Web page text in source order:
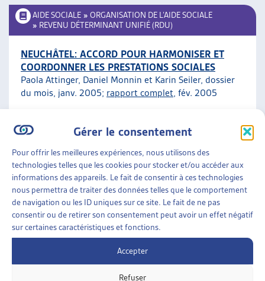
Gérer le consentement
Pour offrir les meilleures expériences, nous utilisons des
technologies telles que les cookies pour stocker et/ou accéder aux
informations des appareils. Le fait de consentir à ces technologies
nous permettra de traiter des données telles que le comportement
de navigation ou les ID uniques sur ce site. Le fait de ne pas
consentir ou de retirer son consentement peut avoir un effet négatif
sur certaines caractéristiques et fonctions.
Accepter
Refuser
AIDE SOCIALE » ORGANISATION DE L’AIDE SOCIALE
» REVENU DÉTERMINANT UNIFIÉ (RDU)
NEUCHÂTEL: ACCORD POUR HARMONISER ET
COORDONNER LES PRESTATIONS SOCIALES
Paola Attinger, Daniel Monnin et Karin Seiler, dossier
du mois, janv. 2005; rapport complet, fév. 2005
Revenu déterminant unifié (RDU)
AIDE SOCIALE»ORGANISATION DE L’AIDE SOCIALE
»REVENU DÉTERMINANT UNIFIÉ (RDU)
LE PROJET « INTERVENTO SOCIALE »: COMMENT
LE TESSIN A RÉFORMÉ SON SYSTÈME DE
PRESTATIONS SOCIALES
Sabina Beffa, dossier du mois, août 2003
Revenu déterminant unifié (RDU) ARTIAS